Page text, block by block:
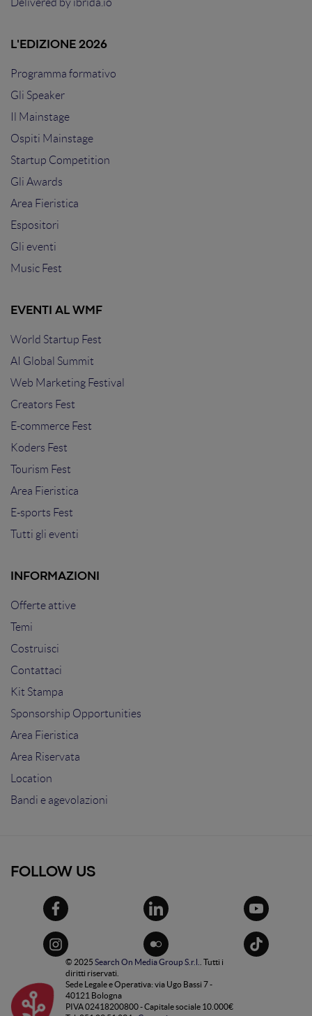
Delivered by ibrida.io
L'EDIZIONE 2026
Programma formativo
Gli Speaker
Il Mainstage
Ospiti Mainstage
Startup Competition
Gli Awards
Area Fieristica
Espositori
Gli eventi
Music Fest
EVENTI AL WMF
World Startup Fest
AI Global Summit
Web Marketing Festival
Creators Fest
E-commerce Fest
Koders Fest
Tourism Fest
Area Fieristica
E-sports Fest
Tutti gli eventi
INFORMAZIONI
Offerte attive
Temi
Costruisci
Contattaci
Kit Stampa
Sponsorship Opportunities
Area Fieristica
Area Riservata
Location
Bandi e agevolazioni
FOLLOW US
© 2025 Search On Media Group S.r.l.
. Tutti i
diritti riservati.
Sede Legale e Operativa: via Ugo Bassi 7 -
40121 Bologna
PIVA 02418200800 - Capitale sociale 10.000€